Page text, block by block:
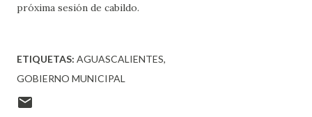
próxima sesión de cabildo.
ETIQUETAS: AGUASCALIENTES
GOBIERNO MUNICIPAL